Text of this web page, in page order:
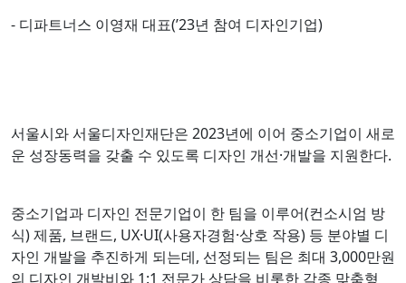
- 디파트너스 이영재 대표(’23년 참여 디자인기업)
서울시와 서울디자인재단은 2023년에 이어 중소기업이 새로
운 성장동력을 갖출 수 있도록 디자인 개선·개발을 지원한다.
중소기업과 디자인 전문기업이 한 팀을 이루어(컨소시엄 방
식) 제품, 브랜드, UX·UI(사용자경험·상호 작용) 등 분야별 디
자인 개발을 추진하게 되는데, 선정되는 팀은 최대 3,000만원
의 디자인 개발비와 1:1 전문가 상담을 비롯한 각종 맞춤형